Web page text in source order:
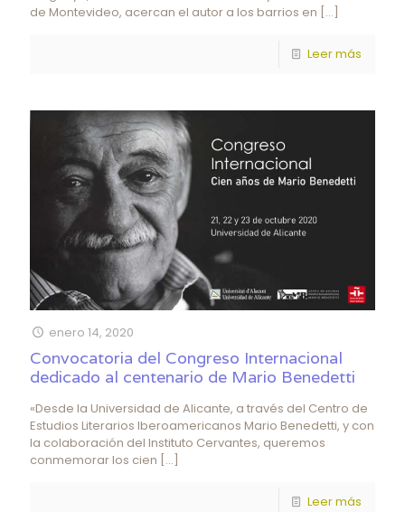
de Montevideo, acercan el autor a los barrios en […]
Leer más
enero 14, 2020
Convocatoria del Congreso Internacional
dedicado al centenario de Mario Benedetti
«Desde la Universidad de Alicante, a través del Centro de
Estudios Literarios Iberoamericanos Mario Benedetti, y con
la colaboración del Instituto Cervantes, queremos
conmemorar los cien […]
Leer más